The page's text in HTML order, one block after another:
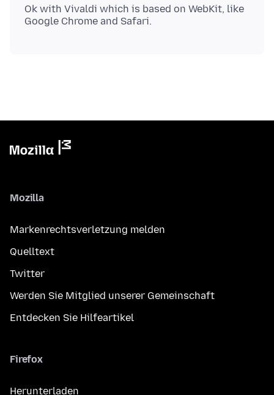
Ok with Vivaldi which is based on WebKit, like
Mozilla
Markenrechtsverletzung melden
Quelltext
Twitter
Werden Sie Mitglied unserer Gemeinschaft
Entdecken Sie Hilfeartikel
Firefox
Herunterladen